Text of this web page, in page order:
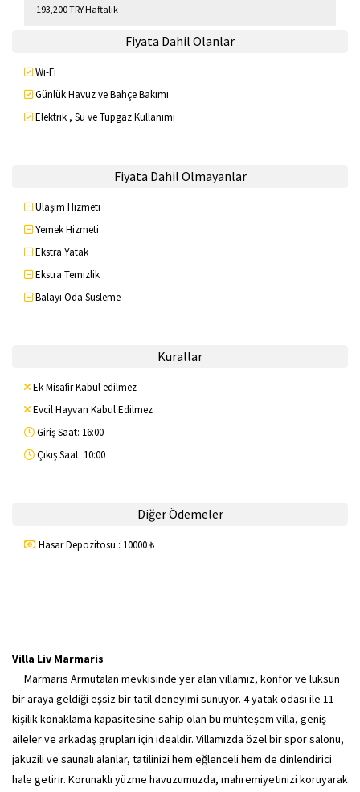
193,200 TRY Haftalık
Fiyata Dahil Olanlar
Wi-Fi
Günlük Havuz ve Bahçe Bakımı
Elektrik , Su ve Tüpgaz Kullanımı
Fiyata Dahil Olmayanlar
Ulaşım Hizmeti
Yemek Hizmeti
Ekstra Yatak
Ekstra Temizlik
Balayı Oda Süsleme
Kurallar
Ek Misafir Kabul edilmez
Evcil Hayvan Kabul Edilmez
Giriş Saat: 16:00
Çıkış Saat: 10:00
Diğer Ödemeler
Hasar Depozitosu : 10000 ₺
Villa Liv Marmaris
Marmaris Armutalan mevkisinde yer alan villamız, konfor ve lüksün
bir araya geldiği eşsiz bir tatil deneyimi sunuyor. 4 yatak odası ile 11
kişilik konaklama kapasitesine sahip olan bu muhteşem villa, geniş
aileler ve arkadaş grupları için idealdir. Villamızda özel bir spor salonu,
jakuzili ve saunalı alanlar, tatilinizi hem eğlenceli hem de dinlendirici
hale getirir. Korunaklı yüzme havuzumuzda, mahremiyetinizi koruyarak